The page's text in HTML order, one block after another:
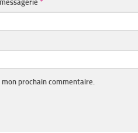
*
prochain commentaire.